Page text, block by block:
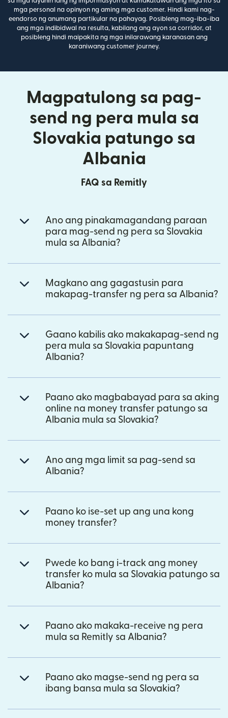
mga personal na opinyon ng aming mga customer. Hindi kami nag-
eendorso ng anumang partikular na pahayag. Posibleng mag-iba-iba
ang mga indibidwal na resulta, kabilang ang ayon sa corridor, at
posibleng hindi maipakita ng mga inilarawang karanasan ang
karaniwang customer journey.
Magpatulong sa pag-
send ng pera mula sa
Slovakia patungo sa
Albania
FAQ sa Remitly
Ano ang pinakamagandang paraan
para mag-send ng pera sa Slovakia
mula sa Albania?
Magkano ang gagastusin para
makapag-transfer ng pera sa Albania?
Gaano kabilis ako makakapag-send ng
pera mula sa Slovakia papuntang
Albania?
Paano ako magbabayad para sa aking
online na money transfer patungo sa
Albania mula sa Slovakia?
Ano ang mga limit sa pag-send sa
Albania?
Paano ko ise-set up ang una kong
money transfer?
Pwede ko bang i-track ang money
transfer ko mula sa Slovakia patungo sa
Albania?
Paano ako makaka-receive ng pera
mula sa Remitly sa Albania?
Paano ako magse-send ng pera sa
ibang bansa mula sa Slovakia?